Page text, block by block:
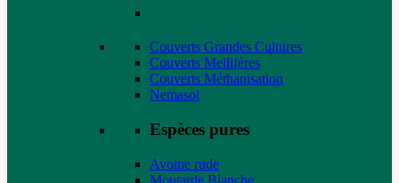
Couverts Grandes Cultures
Couverts Mellifères
Couverts Méthanisation
Nemasol
Espèces pures
Avoine rude
Moutarde Blanche